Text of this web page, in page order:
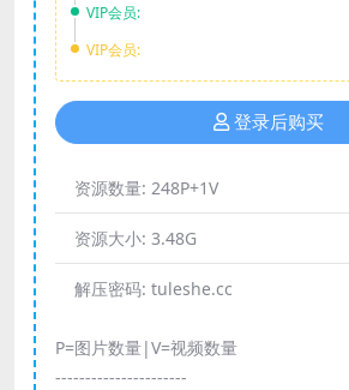
VIP会员:
VIP会员:
登录后购买
资源数量: 248P+1V
资源大小: 3.48G
解压密码: tuleshe.cc
P=图片数量|V=视频数量
----------------------